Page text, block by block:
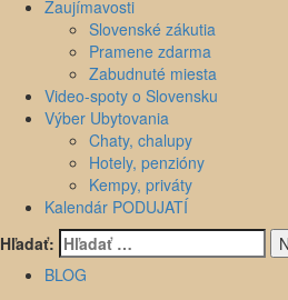
Zaujímavosti
Slovenské zákutia
Pramene zdarma
Zabudnuté miesta
Video-spoty o Slovensku
Výber Ubytovania
Chaty, chalupy
Hotely, penzióny
Kempy, priváty
Kalendár PODUJATÍ
Hľadať:
BLOG